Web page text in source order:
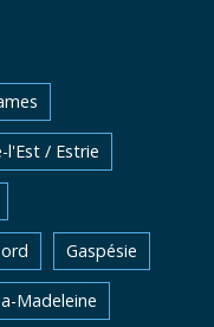
l'Est / Estrie
Gaspésie
Madeleine